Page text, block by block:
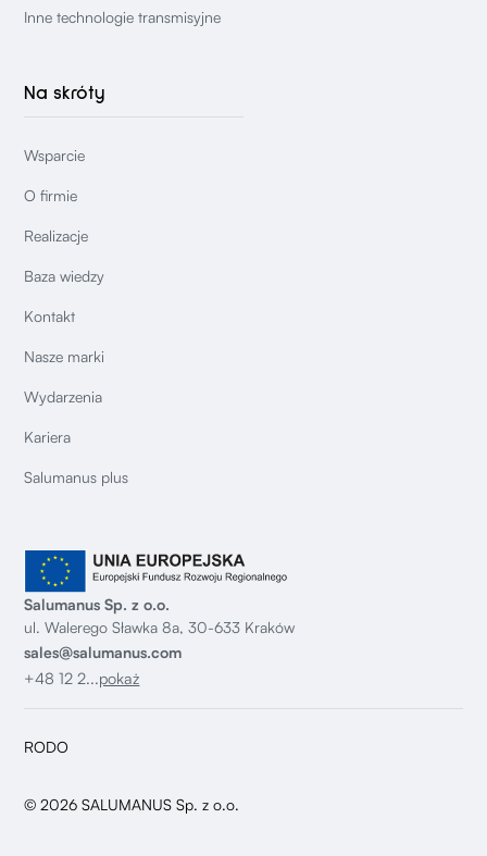
Inne technologie transmisyjne
Na skróty
Wsparcie
O firmie
Realizacje
Baza wiedzy
Kontakt
Nasze marki
Wydarzenia
Kariera
Salumanus plus
Salumanus Sp. z o.o.
ul. Walerego Sławka 8a, 30-633 Kraków
sales@salumanus.com
+48 12 2...pokaż
© 2026 SALUMANUS Sp. z o.o.
RODO